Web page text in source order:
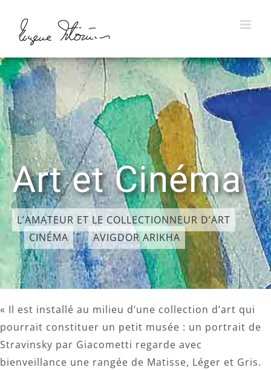
content
Art et Cinéma
L’AMATEUR ET LE COLLECTIONNEUR D’ART
CINÉMA
AVIGDOR ARIKHA
« Il est installé au milieu d’une collection d’art qui
pourrait constituer un petit musée : un portrait de
Stravinsky par Giacometti regarde avec
bienveillance une rangée de Matisse, Léger et Gris.